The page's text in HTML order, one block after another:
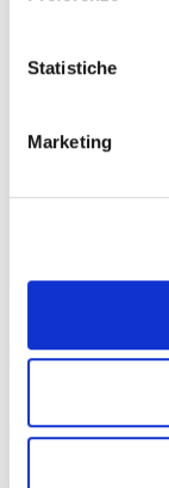
Statistiche
Marketing